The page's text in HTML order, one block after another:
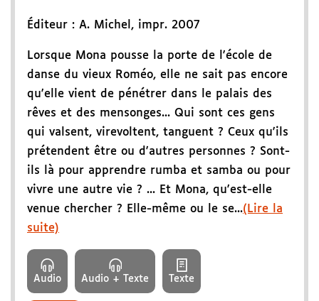
Éditeur : A. Michel , impr. 2007
Lorsque Mona pousse la porte de l'école de
danse du vieux Roméo, elle ne sait pas encore
qu'elle vient de pénétrer dans le palais des
rêves et des mensonges... Qui sont ces gens
qui valsent, virevoltent, tanguent ? Ceux qu'ils
prétendent être ou d'autres personnes ? Sont-
ils là pour apprendre rumba et samba ou pour
vivre une autre vie ? ... Et Mona, qu'est-elle
venue chercher ? Elle-même ou le se...(Lire la
suite)
Audio Audio + Texte Texte